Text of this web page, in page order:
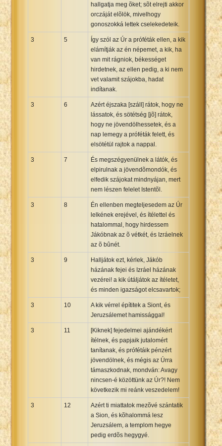
hallgatja meg õket; sõt elrejti akkor
orczáját elõlök, mivelhogy
gonoszokká lettek cselekedeteik.
3 5
Így szól az Úr a próféták ellen, a kik
elámítják az én népemet, a kik, ha
van mit rágniok, békességet
hirdetnek, az ellen pedig, a ki nem
vet valamit szájokba, hadat
indítanak.
3 6
Azért éjszaka [száll] rátok, hogy ne
lássatok, és sötétség [jõ] rátok,
hogy ne jövendölhessetek, és a
nap lemegy a próféták felett, és
elsötétül rajtok a nappal.
3 7
És megszégyenülnek a látók, és
elpirulnak a jövendõmondók, és
elfedik szájokat mindnyájan, mert
nem lészen felelet Istentõl.
3 8
Én ellenben megteljesedem az Úr
lelkének erejével, és ítélettel és
hatalommal, hogy hirdessem
Jákóbnak az õ vétkét, és Izráelnek
az õ bûnét.
3 9
Halljátok ezt, kérlek, Jákób
házának fejei és Izráel házának
vezérei! a kik útáljátok az ítéletet,
és minden igazságot elcsavartok;
3 10
A kik vérrel építitek a Siont, és
Jeruzsálemet hamissággal!
3 11
[Kiknek] fejedelmei ajándékért
ítélnek, és papjaik jutalomért
tanítanak, és prófétáik pénzért
jövendölnek, és mégis az Úrra
támaszkodnak, mondván: Avagy
nincsen-é közöttünk az Úr?! Nem
következik mi reánk veszedelem!
3 12
Azért ti miattatok mezõvé szántatik
a Sion, és kõhalommá lesz
Jeruzsálem, a templom hegye
pedig erdõs hegygyé.